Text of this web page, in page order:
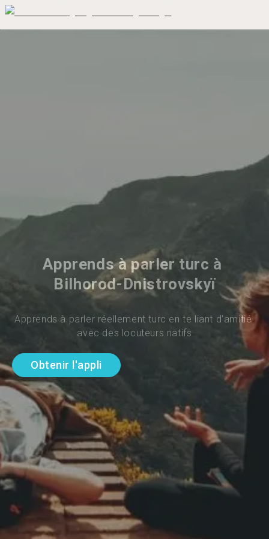
Apprends à parler turc à
Bilhorod-Dnistrovskyï
Apprends à parler réellement turc en te liant d'amitié
avec des locuteurs natifs
Obtenir l'appli